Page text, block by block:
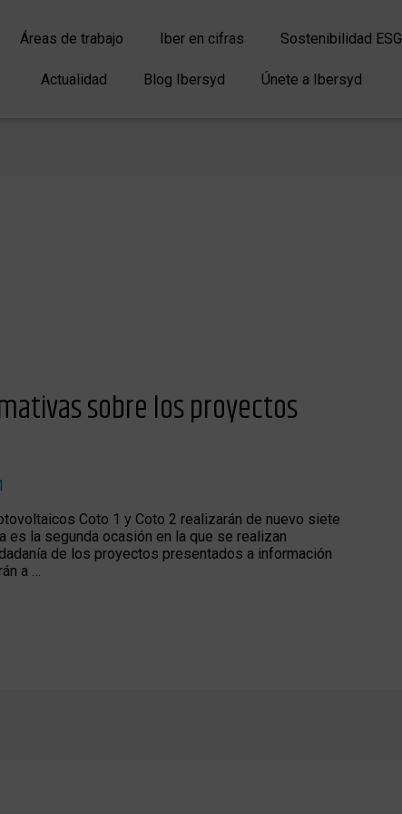
Áreas de trabajo Iber en cifras Sostenibilidad ESG
Actualidad Blog Ibersyd Únete a Ibersyd
sobre los proyectos
Coto 1 y Coto 2 realizarán de nuevo siete
la segunda ocasión en la que se realizan
de los proyectos presentados a información
a …